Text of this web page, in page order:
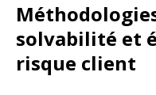
solvabilité et
risque client